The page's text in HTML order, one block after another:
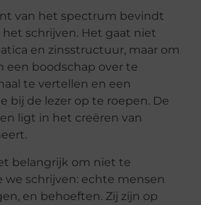
van het spectrum bevindt
schrijven. Het gaat niet
en zinsstructuur, maar om
een boodschap over te
te vertellen en een
bij de lezer op te roepen. De
ligt in het creëren van
belangrijk om niet te
we schrijven: echte mensen
en behoeften. Zij zijn op